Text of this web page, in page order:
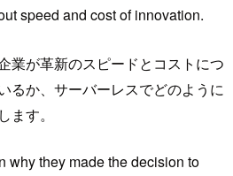
speed and cost of innovation.
業が革新のスピードとコストにつ
るか、サーバーレスでどのように
す。
why they made the decision to